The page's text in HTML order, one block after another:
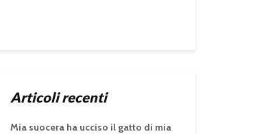
Articoli recenti
Mia suocera ha ucciso il gatto di mia